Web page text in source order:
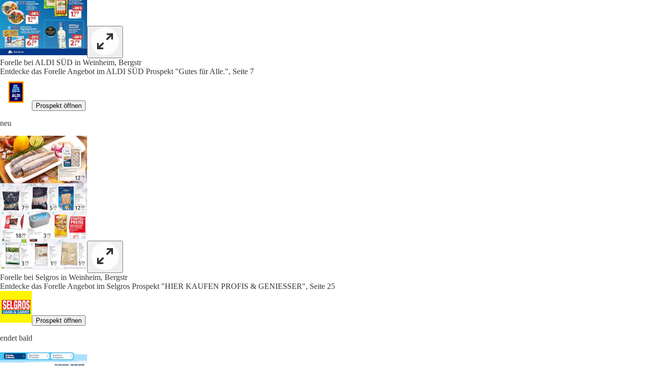
Forelle bei ALDI SÜD in Weinheim, Bergstr
Entdecke das Forelle Angebot im ALDI SÜD Prospekt "Gutes für Alle.", Seite 7
Prospekt öffnen
neu
Forelle bei Selgros in Weinheim, Bergstr
Entdecke das Forelle Angebot im Selgros Prospekt "HIER KAUFEN PROFIS & GENIESSER", Seite 25
Prospekt öffnen
endet bald